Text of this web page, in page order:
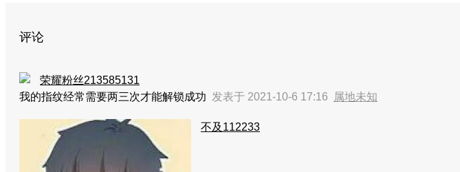
评论
荣耀粉丝213585131
我的指纹经常需要两三次才能解锁成功 发表于 2021-10-6 17:16 属地未知
不及112233